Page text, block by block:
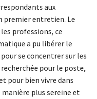
aux
premier entretien. Le
professions, ce
a pu libérer le
se concentrer sur les
pour le poste,
pour bien vivre dans
manière plus sereine et